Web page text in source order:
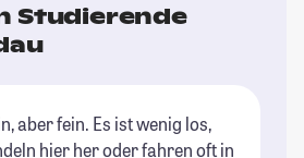
Studierende
aber fein. Es ist wenig los,
hier her oder fahren oft in